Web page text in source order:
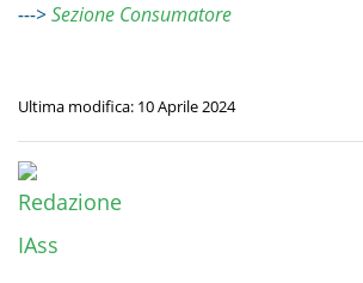
---> Sezione Consumatore
Ultima modifica: 10 Aprile 2024